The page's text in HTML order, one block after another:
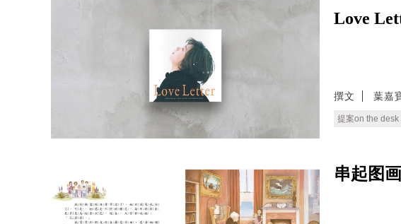
Love
撰文 葉嘉
提案on the desk
串起图